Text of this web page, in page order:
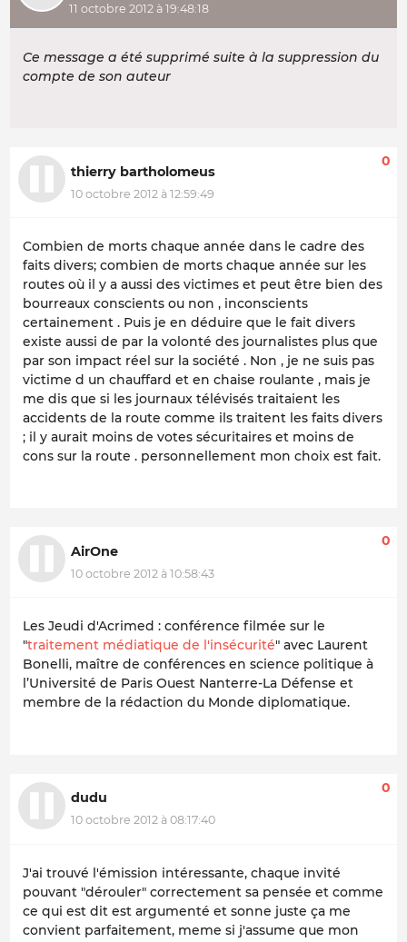
11 octobre 2012 à 19:48:18
Ce message a été supprimé suite à la suppression du
compte de son auteur
thierry bartholomeus
10 octobre 2012 à 12:59:49
0
Combien de morts chaque année dans le cadre des
faits divers; combien de morts chaque année sur les
routes où il y a aussi des victimes et peut être bien des
bourreaux conscients ou non , inconscients
certainement . Puis je en déduire que le fait divers
existe aussi de par la volonté des journalistes plus que
par son impact réel sur la société . Non , je ne suis pas
victime d un chauffard et en chaise roulante , mais je
me dis que si les journaux télévisés traitaient les
accidents de la route comme ils traitent les faits divers
; il y aurait moins de votes sécuritaires et moins de
cons sur la route . personnellement mon choix est fait.
AirOne
10 octobre 2012 à 10:58:43
0
Les Jeudi d'Acrimed : conférence filmée sur le
"traitement médiatique de l'insécurité" avec Laurent
Bonelli, maître de conférences en science politique à
l’Université de Paris Ouest Nanterre-La Défense et
membre de la rédaction du Monde diplomatique.
dudu
10 octobre 2012 à 08:17:40
0
J'ai trouvé l'émission intéressante, chaque invité
pouvant "dérouler" correctement sa pensée et comme
ce qui est dit est argumenté et sonne juste ça me
convient parfaitement, meme si j'assume que mon